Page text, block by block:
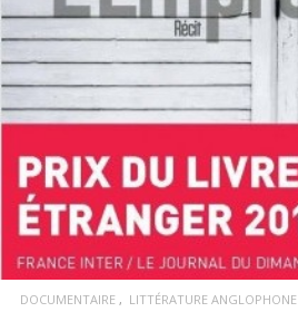
DOCUMENTAIRE LITTÉRATURE ANGLOPHONE